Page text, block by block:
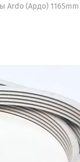
(Ардо) 1165mm